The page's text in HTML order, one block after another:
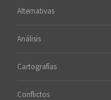
Alternativas
Análisis
Cartografías
Conflictos